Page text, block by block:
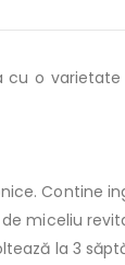
o
Contine
miceliu
la 3